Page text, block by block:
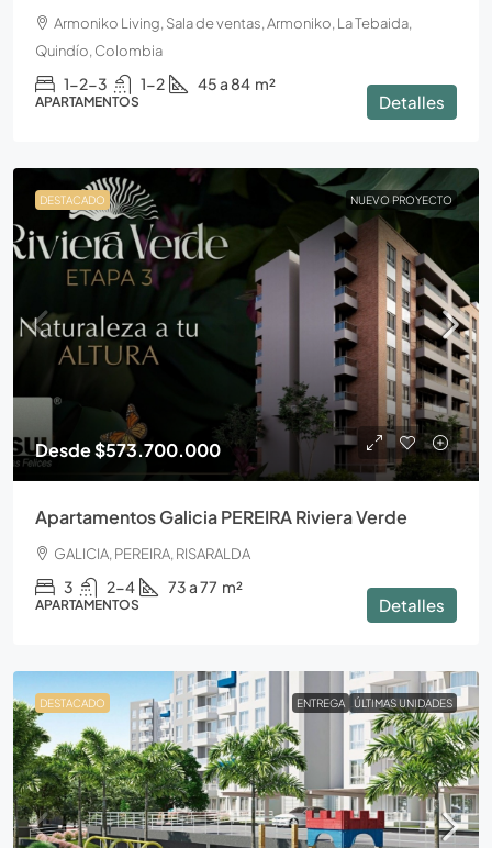
Armoniko Living, Sala de ventas, Armoniko, La Tebaida,
Quindío, Colombia
1-2-3 1-2 45 a 84 m²
APARTAMENTOS Detalles
DESTACADO NUEVO PROYECTO
Desde$573.700.000
Apartamentos Galicia PEREIRA Riviera Verde
GALICIA, PEREIRA, RISARALDA
3 2-4 73 a 77 m²
APARTAMENTOS Detalles
DESTACADO ENTREGA ÚLTIMAS UNIDADES